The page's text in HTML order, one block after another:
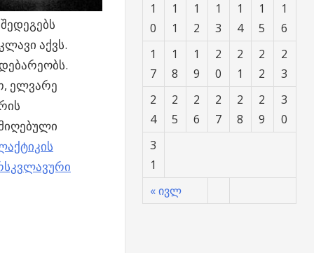
აქვს.
ელვარე
« ივლ
1
0
1
1
1
2
1
3
1
4
1
5
1
6
1
7
1
8
1
9
2
0
2
1
2
2
2
3
2
4
2
5
2
6
2
7
2
8
2
9
3
0
3
1